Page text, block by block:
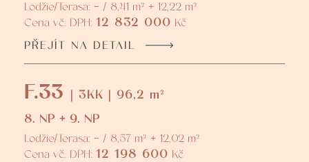
Lodžie/Terasa: - / 8,41 m² + 12,22 m²
Cena vč. DPH: 12 832 000 Kč
PŘEJÍT NA DETAIL
F.33 | 3KK | 96,2 m²
8. NP + 9. NP
Lodžie/Terasa: - / 8,57 m² + 12,02 m²
Cena vč. DPH: 12 198 600 Kč